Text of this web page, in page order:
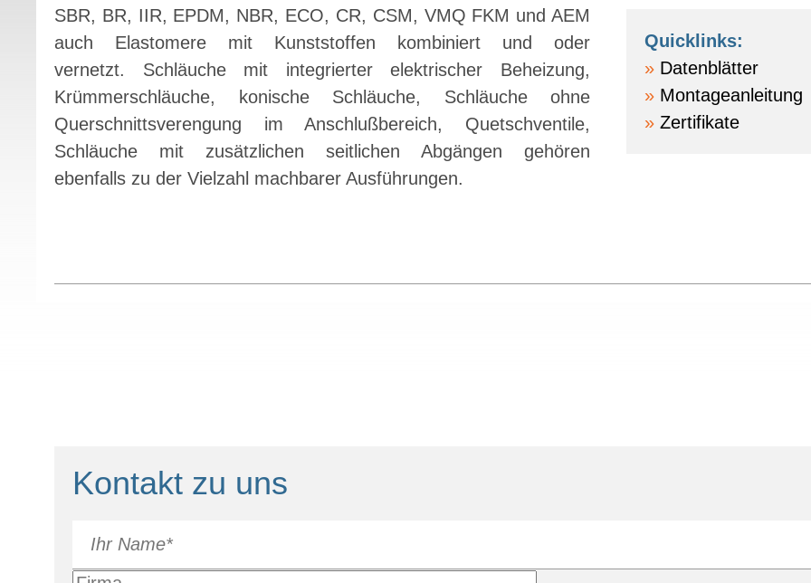
SBR, BR, IIR, EPDM, NBR, ECO, CR, CSM, VMQ FKM und AEM
auch Elastomere mit Kunststoffen kombiniert und oder
vernetzt. Schläuche mit integrierter elektrischer Beheizung,
Krümmerschläuche, konische Schläuche, Schläuche ohne
Querschnittsverengung im Anschlußbereich, Quetschventile,
Schläuche mit zusätzlichen seitlichen Abgängen gehören
ebenfalls zu der Vielzahl machbarer Ausführungen.
Quicklinks:
Datenblätter
Montageanleitung
Zertifikate
Kontakt zu uns